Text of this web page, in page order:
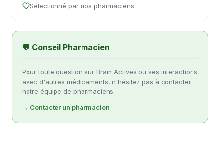
Sélectionné par nos pharmaciens
💬 Conseil Pharmacien
Pour toute question sur Brain Actives ou ses interactions
avec d'autres médicaments, n'hésitez pas à contacter
notre équipe de pharmaciens.
→ Contacter un pharmacien